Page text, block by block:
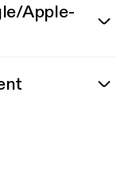
Apple-